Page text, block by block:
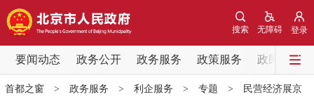
登录
无障碍
搜索
要闻动态 政务公开 政务服务 政策服务 政民互动
要闻动态
党中央精神 国务院信息 中央部委动态
首都之窗> 政务服务 > 利企服务 > 专题 > 民营经济展京